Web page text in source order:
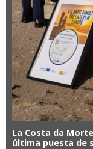
La Costa da
última puesta de